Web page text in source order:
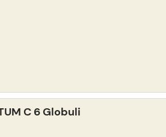
C 6 Globuli